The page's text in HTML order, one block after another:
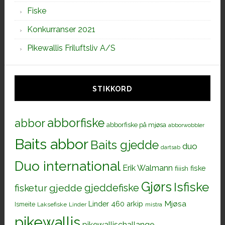
Fiske
Konkurranser 2021
Pikewallis Friluftsliv A/S
STIKKORD
abborabborfiske abborfiske på mjøsa abborwobbler
Baits abbor Baits gjedde dartsab duo
Duo international Erik Walmann fiiish fiske
fisketurgjedde gjeddefiske Gjørs Isfiske
Ismeite Laksefiske Linder Linder 460 arkip mistra Mjøsa